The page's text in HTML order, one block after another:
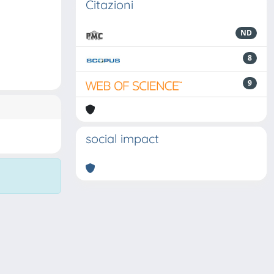
Citazioni
ND
8
9
social impact